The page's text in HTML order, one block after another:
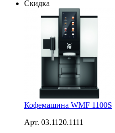
Скидка
Кофемашина WMF 1100S
Арт. 03.1120.1111